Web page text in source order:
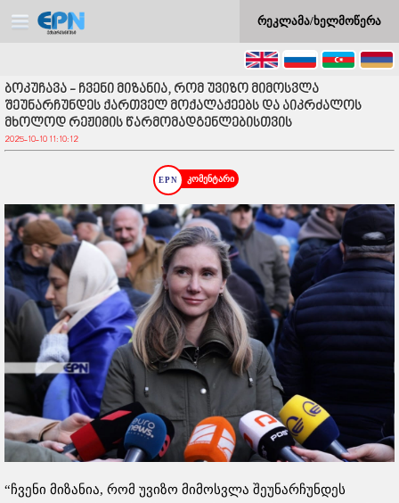
რეკლამა/ხელმოწერა
ბოკუჩავა - ჩვენი მიზანია, რომ უვიზო მიმოსვლა
შეუნარჩუნდეს ქართველ მოქალაქეებს და აიკრძალოს
მხოლოდ რეჟიმის წარმომადგენლებისთვის
2025-10-10 11:10:12
კომენტარი
“ჩვენი მიზანია, რომ უვიზო მიმოსვლა შეუნარჩუნდეს